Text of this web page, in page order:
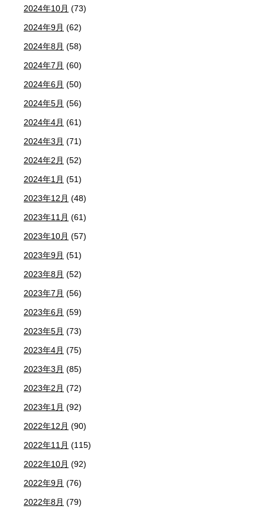
2024年10月 (73)
2024年9月 (62)
2024年8月 (58)
2024年7月 (60)
2024年6月 (50)
2024年5月 (56)
2024年4月 (61)
2024年3月 (71)
2024年2月 (52)
2024年1月 (51)
2023年12月 (48)
2023年11月 (61)
2023年10月 (57)
2023年9月 (51)
2023年8月 (52)
2023年7月 (56)
2023年6月 (59)
2023年5月 (73)
2023年4月 (75)
2023年3月 (85)
2023年2月 (72)
2023年1月 (92)
2022年12月 (90)
2022年11月 (115)
2022年10月 (92)
2022年9月 (76)
2022年8月 (79)